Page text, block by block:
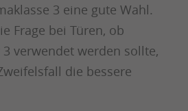
3 eine gute Wahl.
Frage bei Türen, ob
verwendet werden sollte,
die bessere